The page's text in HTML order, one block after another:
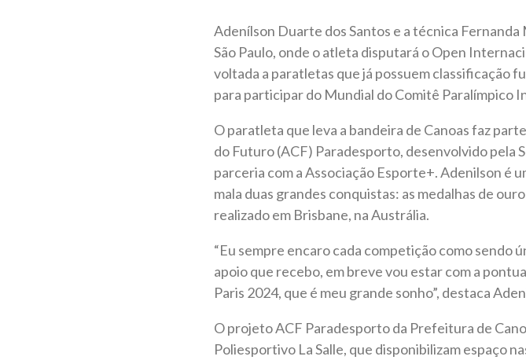
Adenílson Duarte dos Santos e a técnica
São Paulo, onde o atleta disputará o Open
voltada a paratletas que já possuem classificação
para participar do Mundial do Comitê Paralímpico
O paratleta que leva a bandeira de Canoas faz
do Futuro (ACF) Paradesporto, desenvolvido pela
parceria com a Associação Esporte+. Adenilson é
mala duas grandes conquistas: as medalhas de
realizado em Brisbane, na Austrália.
“Eu sempre encaro cada competição como sendo
apoio que recebo, em breve vou estar com a
Paris 2024, que é meu grande sonho”, destaca
O projeto ACF Paradesporto da Prefeitura de
Poliesportivo La Salle, que disponibilizam espaço